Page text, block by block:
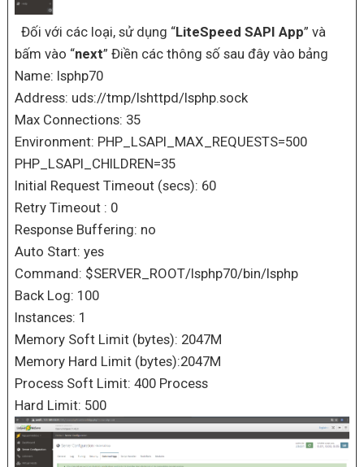
Đối với các loại, sử dụng “LiteSpeed SAPI App” và
bấm vào “next” Điền các thông số sau đây vào bảng
Name: lsphp70
Address: uds://tmp/lshttpd/lsphp.sock
Max Connections: 35
Environment: PHP_LSAPI_MAX_REQUESTS=500
PHP_LSAPI_CHILDREN=35
Initial Request Timeout (secs): 60
Retry Timeout : 0
Response Buffering: no
Auto Start: yes
Command: $SERVER_ROOT/lsphp70/bin/lsphp
Back Log: 100
Instances: 1
Memory Soft Limit (bytes): 2047M
Memory Hard Limit (bytes):2047M
Process Soft Limit: 400 Process
Hard Limit: 500